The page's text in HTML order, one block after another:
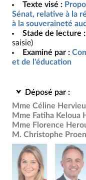
Texte visé :
Sénat, relative à la
à la souveraineté
Stade de lecture :
saisie)
Examiné par :
et de l'éducation
Déposé par :
Mme Céline Hervieu
Mme Fatiha Keloua
Mme Florence
M. Christophe